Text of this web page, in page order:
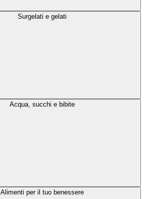
Surgelati e gelati
Acqua, succhi e bibite
Alimenti per il tuo benessere